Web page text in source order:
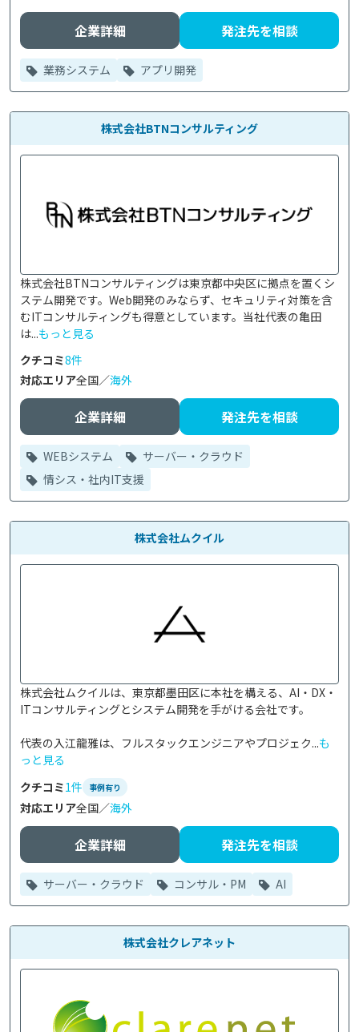
企業詳細 発注先を相談
業務システム アプリ開発
株式会社BTNコンサルティング
株式会社BTNコンサルティングは東京都中央区に拠点を置くシ
ステム開発です。Web開発のみならず、セキュリティ対策を含
むITコンサルティングも得意としています。当社代表の亀田
は...もっと見る
クチコミ8件
対応エリア全国／海外
企業詳細 発注先を相談
WEBシステム
サーバー・クラウド
情シス・社内IT支援
株式会社ムクイル
株式会社ムクイルは、東京都墨田区に本社を構える、AI・DX・
ITコンサルティングとシステム開発を手がける会社です。
代表の入江龍雅は、フルスタックエンジニアやプロジェク...も
っと見る
クチコミ1件 事例有り
対応エリア全国／海外
企業詳細 発注先を相談
サーバー・クラウド コンサル・PM AI
株式会社クレアネット